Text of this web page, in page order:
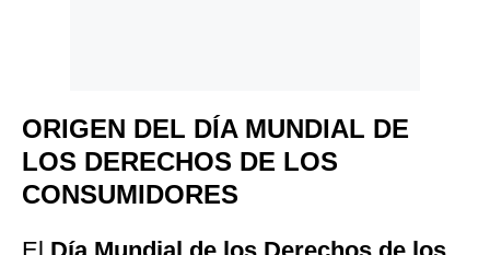
ORIGEN DEL DÍA MUNDIAL DE
LOS DERECHOS DE LOS
CONSUMIDORES